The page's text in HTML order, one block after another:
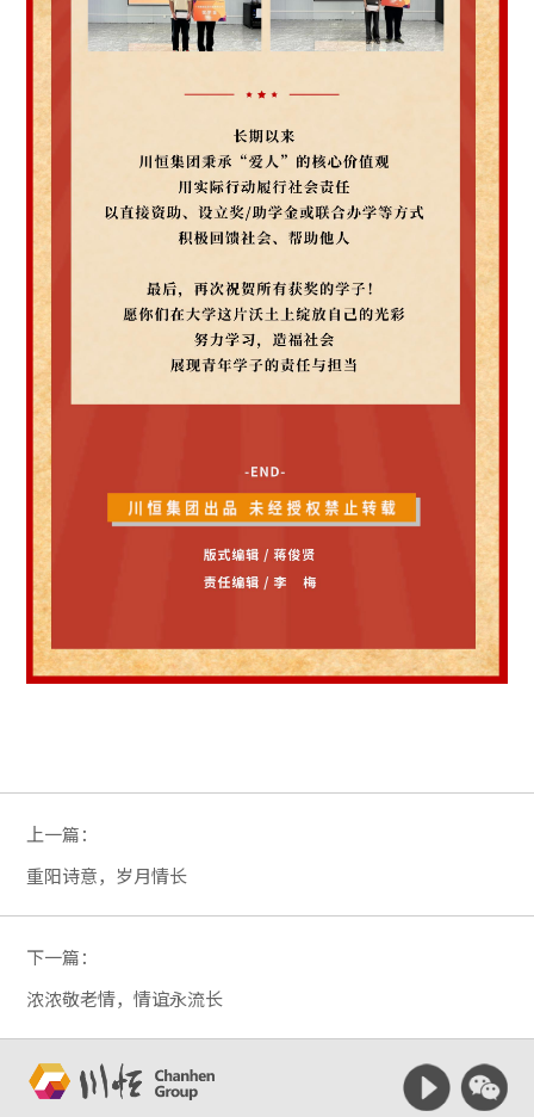
上一篇：
重阳诗意，岁月情长
下一篇：
浓浓敬老情，情谊永流长